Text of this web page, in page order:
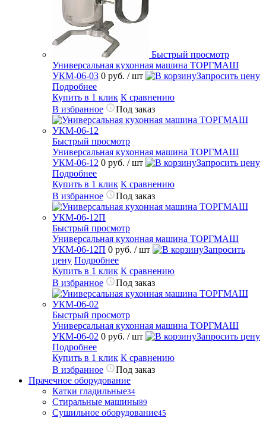
Быстрый просмотр
Универсальная кухонная машина ТОРГМАШ
УКМ-06-03 0 руб. / шт
Запросить цену
Подробнее
Купить в 1 клик К сравнению
В избранное
Под заказ
Быстрый просмотр
Универсальная кухонная машина ТОРГМАШ
УКМ-06-12 0 руб. / шт
Запросить цену
Подробнее
Купить в 1 клик К сравнению
В избранное
Под заказ
Быстрый просмотр
Универсальная кухонная машина ТОРГМАШ
УКМ-06-12П 0 руб. / шт
Запросить
цену Подробнее
Купить в 1 клик К сравнению
В избранное
Под заказ
Быстрый просмотр
Универсальная кухонная машина ТОРГМАШ
УКМ-06-02 0 руб. / шт
Запросить цену
Подробнее
Купить в 1 клик К сравнению
В избранное
Под заказ
Прачечное оборудование
Катки гладильные34
Стиральные машины89
Сушильное оборудование45